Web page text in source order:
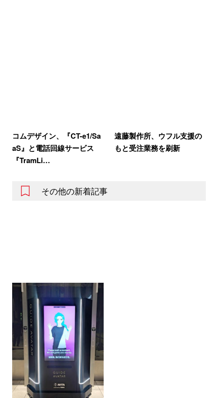
コムデザイン、『CT-e1/Sa
aS』と電話回線サービス
『TramLi…
遠藤製作所、ウフル支援の
もと受注業務を刷新
その他の新着記事